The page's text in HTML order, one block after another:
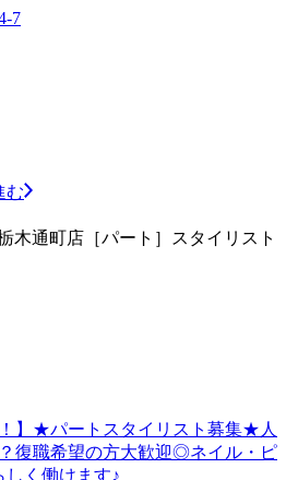
7
む
木通町店［パート］スタイリスト
！】★パートスタイリスト募集★人
復職希望の方大歓迎◎ネイル・ピ
く働けます♪